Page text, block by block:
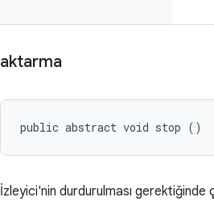
aktarma
public abstract void stop ()
İzleyici'nin durdurulması gerektiğinde